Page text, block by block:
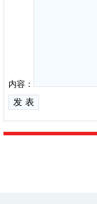
内容：